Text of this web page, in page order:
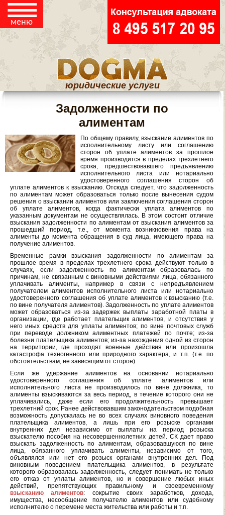
☰
меню
юридические услуги
Задолженности по
алиментам
По общему правилу, взыскание алиментов по
исполнительному листу или соглашению
сторон об уплате алиментов за прошлое
время производится в пределах трехлетнего
срока, предшествовавшего предъявлению
исполнительного листа или нотариально
удостоверенного соглашения сторон об
уплате алиментов к взысканию. Отсюда следует, что задолженность
по алиментам может образоваться только после вынесения судом
решения о взыскании алиментов или заключения соглашения сторон
об уплате алиментов, когда фактически уплата алиментов по
указанным документам не осуществлялась. В этом состоит отличие
взыскания задолженности по алиментам от взыскания алиментов за
прошедший период, т.е., от момента возникновения права на
алименты до момента обращения в суд лица, имеющего права на
получение алиментов.
Временные рамки взыскания задолженности по алиментам за
прошлое время в пределах трехлетнего срока действуют только в
случаях, если задолженность по алиментам образовалась по
причинам, не связанным с виновными действиями лица, обязанного
уплачивать алименты, например в связи с непредъявлением
получателем алиментов исполнительного листа или нотариально
удостоверенного соглашения об уплате алиментов к взысканию (т.е.
по вине получателя алиментов). Задолженность по уплате алиментов
может образоваться из-за задержек выплаты заработной платы в
организации, где работает плательщик алиментов, и отсутствия у
него иных средств для уплаты алиментов; по вине почтовых служб
при переводе должником алиментных платежей по почте; из-за
болезни плательщика алиментов; из-за нахождения одной из сторон
на территории, где проходят военные действия или произошла
катастрофа техногенного или природного характера, и т.п. (т.е. по
обстоятельствам, не зависящим от сторон).
Если же удержание алиментов на основании нотариально
удостоверенного соглашения об уплате алиментов или
исполнительного листа не производилось по вине должника, то
алименты взыскиваются за весь период, в течение которого они не
уплачивались, даже если его продолжительность превышает
трехлетний срок. Ранее действовавшим законодательством подобная
возможность допускалась не во всех случаях виновного поведения
плательщика алиментов, а лишь при его розыске органами
внутренних дел независимо от выплаты на период розыска
взыскателю пособия на несовершеннолетних детей. СК дает право
взыскать задолженность по алиментам, образовавшуюся по вине
лица, обязанного уплачивать алименты, независимо от того,
объявлялся или нет его розыск органами внутренних дел. Под
виновным поведением плательщика алиментов, в результате
которого образовалась задолженность, следует понимать не только
его отказ от уплаты алиментов, но и совершение любых иных
действий, препятствующих правильному и своевременному
взысканию алиментов: сокрытие своих заработков, дохода,
имущества, несообщение получателю алиментов или судебному
исполнителю о перемене места жительства или работы и т.п.